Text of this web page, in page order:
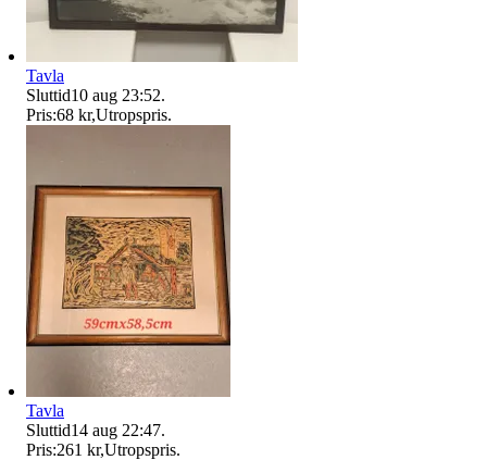
Tavla
Sluttid10 aug 23:52.
Pris:68 kr,Utropspris.
Tavla
Sluttid14 aug 22:47.
Pris:261 kr,Utropspris.